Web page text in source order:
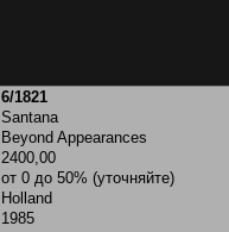
6/1821
Santana
Beyond Appearances
2400,00
от 0 до 50% (уточняйте)
Holland
1985